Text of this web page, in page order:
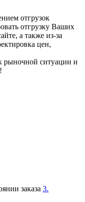
отгрузок
отгрузку Ваших
а также из-за
цен,
рыночной ситуации и
заказа 3.